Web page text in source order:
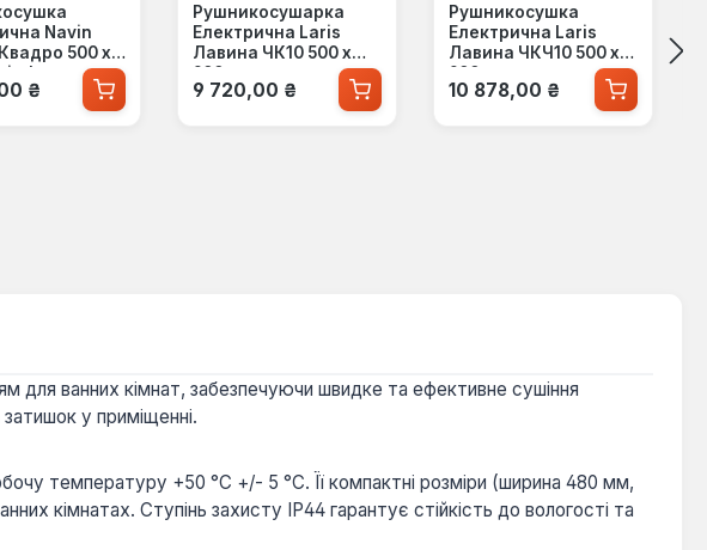
Navin
500 х
ціна:
₴
Рушникосушарка
Електрична Laris
Лавина ЧК10 500 х
900
Звичайна ціна:
9 720,00 ₴
Рушникосушка
Електрична Laris
Лавина ЧКЧ10 500 х
900
Звичайна ціна:
10 878,00 ₴
для ванних кімнат, забезпечуючи швидке та ефективне сушіння
у приміщенні.
температуру +50 °C +/- 5 °C. Її компактні розміри (ширина 480 мм,
кімнатах. Ступінь захисту IP44 гарантує стійкість до вологості та